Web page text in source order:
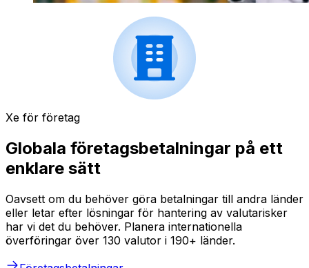
Xe för företag
Globala företagsbetalningar på ett
enklare sätt
Oavsett om du behöver göra betalningar till andra länder
eller letar efter lösningar för hantering av valutarisker
har vi det du behöver. Planera internationella
överföringar över 130 valutor i 190+ länder.